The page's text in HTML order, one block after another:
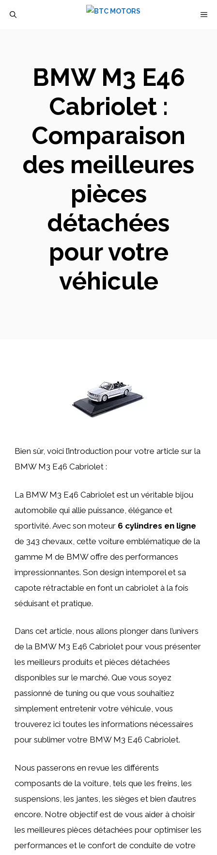
BMW M3 E46
Cabriolet :
Comparaison
des meilleures
pièces
détachées
pour votre
véhicule
Bien sûr, voici l’introduction pour votre article sur la
BMW M3 E46 Cabriolet :
La BMW M3 E46 Cabriolet est un véritable bijou
automobile qui allie puissance, élégance et
sportivité. Avec son moteur 6 cylindres en ligne
de 343 chevaux, cette voiture emblématique de la
gamme M de BMW offre des performances
impressionnantes. Son design intemporel et sa
capote rétractable en font un cabriolet à la fois
séduisant et pratique.
Dans cet article, nous allons plonger dans l’univers
de la BMW M3 E46 Cabriolet pour vous présenter
les meilleurs produits et pièces détachées
disponibles sur le marché. Que vous soyez
passionné de tuning ou que vous souhaitiez
simplement entretenir votre véhicule, vous
trouverez ici toutes les informations nécessaires
pour sublimer votre BMW M3 E46 Cabriolet.
Nous passerons en revue les différents
composants de la voiture, tels que les freins, les
suspensions, les jantes, les sièges et bien d’autres
encore. Notre objectif est de vous aider à choisir
les meilleures pièces détachées pour optimiser les
performances et le confort de conduite de votre